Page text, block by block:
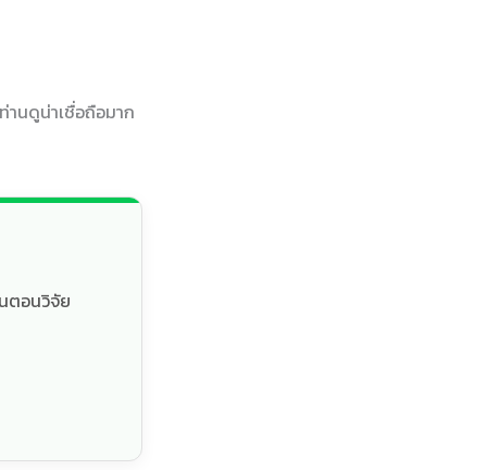
านดูน่าเชื่อถือมาก
ตอนวิจัย